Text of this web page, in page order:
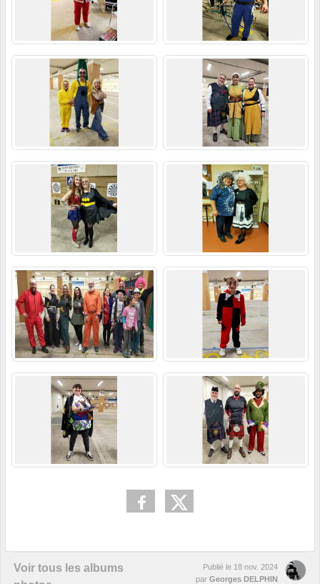
Voir tous les albums
Publié le 18 nov. 2024
par Georges DELPHIN